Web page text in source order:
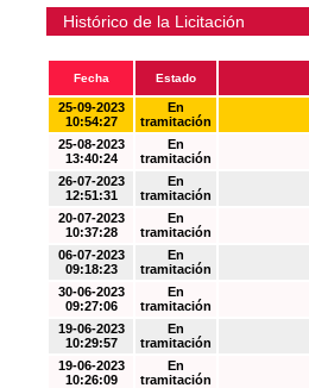
Histórico de la Licitación
Fecha Estado
25-09-2023
10:54:27
En
tramitación
25-08-2023
13:40:24
En
tramitación
26-07-2023
12:51:31
En
tramitación
20-07-2023
10:37:28
En
tramitación
06-07-2023
09:18:23
En
tramitación
30-06-2023
09:27:06
En
tramitación
19-06-2023
10:29:57
En
tramitación
19-06-2023
10:26:09
En
tramitación